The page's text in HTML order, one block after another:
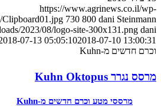
https://www.agrinews.co.il/wp-
Clipboard01.jpg 730 800 dani Steinmann
2023/08/logo-site-300x131.png dani
07-13 05:05:102018-07-10 13:00:31
וכרם חדשים מ-Kuhn
מרסס נגרר Kuhn Oktopus
מרססי מטע וכרם חדשים מ-Kuhn